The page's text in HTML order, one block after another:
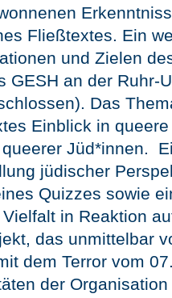
Fließtextes. Ein
und Zielen
GESH an der Ruhr-
Das
Einblick in
Jüd*innen.
jüdischer
Quizzes sowie
in Reaktion
das unmittelbar
dem Terror vom
der